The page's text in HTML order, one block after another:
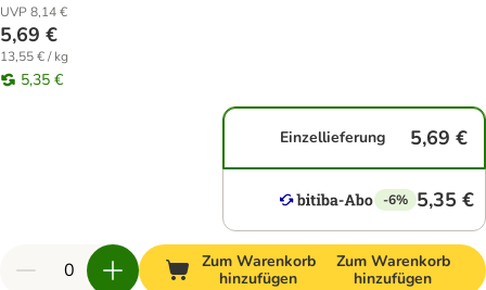
UVP 8,14 €
5,69 €
13,55 € / kg
5,35 €
Einzellieferung 5,69 €
-6% 5,35 €
Zum Warenkorb
hinzufügen
Zum Warenkorb
hinzufügen